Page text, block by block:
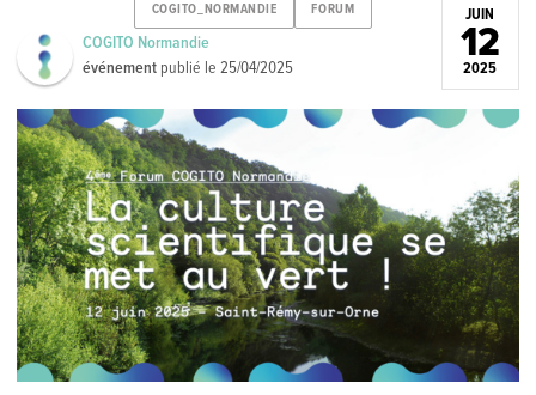
COGITO_NORMANDIE FORUM
COGITO Normandie
événement publié le25/04/2025
JUIN
12
2025